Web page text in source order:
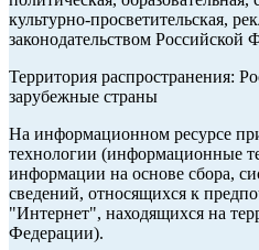
культурно-просветительская,
законодательством Российской
Территория распространения:
зарубежные страны
На информационном ресурсе
технологии (информационные
информации на основе сбора,
сведений, относящихся к
"Интернет", находящихся на
Федерации).